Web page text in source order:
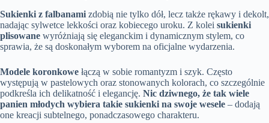
Sukienki z falbanami zdobią nie tylko dół, lecz także rękawy i dekolt,
nadając sylwetce lekkości oraz kobiecego uroku. Z kolei sukienki
plisowane wyróżniają się eleganckim i dynamicznym stylem, co
sprawia, że są doskonałym wyborem na oficjalne wydarzenia.
Modele koronkowe łączą w sobie romantyzm i szyk. Często
występują w pastelowych oraz stonowanych kolorach, co szczególnie
podkreśla ich delikatność i elegancję. Nic dziwnego, że tak wiele
panien młodych wybiera takie sukienki na swoje wesele – dodają
one kreacji subtelnego, ponadczasowego charakteru.